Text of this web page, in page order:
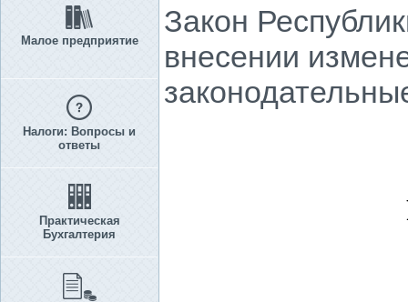
Малое предприятие
Налоги: Вопросы и
ответы
Практическая
Бухгалтерия
Закон
внесении